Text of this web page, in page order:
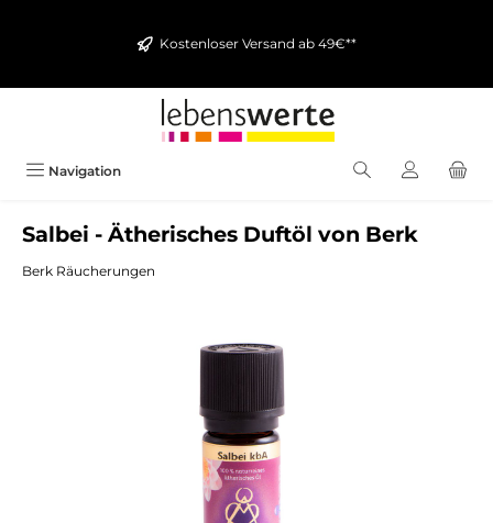
Kostenloser Versand ab 49€**
Navigation
Salbei - Ätherisches Duftöl von Berk
Berk Räucherungen